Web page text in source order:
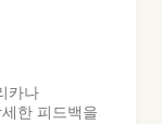
카나
한 피드백을